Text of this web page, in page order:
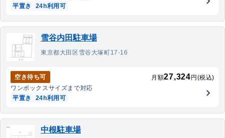
平置き
24h利用可
雪谷内田駐車場
東京都大田区雪谷大塚町17-16
空き待ち可 月額27,324 円(税込)
ワンボックスサイズまで対応
平置き
24h利用可
中根駐車場